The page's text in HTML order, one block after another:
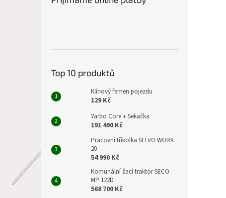
Top 10 produktů
Klínový řemen pojezdu
129 Kč
Yarbo Core + Sekačka
191 490 Kč
Pracovní tříkolka SELVO WORK
20
54 990 Kč
Komunální žací traktor SECO
MP 122D
568 700 Kč